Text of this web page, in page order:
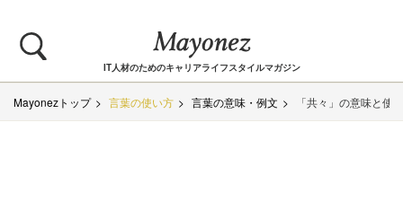
IT人材のためのキャリアライフスタイルマガジン
Mayonezトップ 言葉の使い方 言葉の意味・例文 「共々」の意味と使